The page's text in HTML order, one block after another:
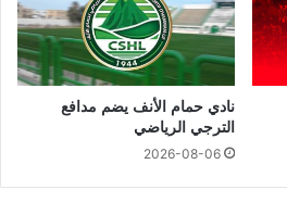
نادي حمام الأنف يضم مدافع
الترجي الرياضي
2026-08-06